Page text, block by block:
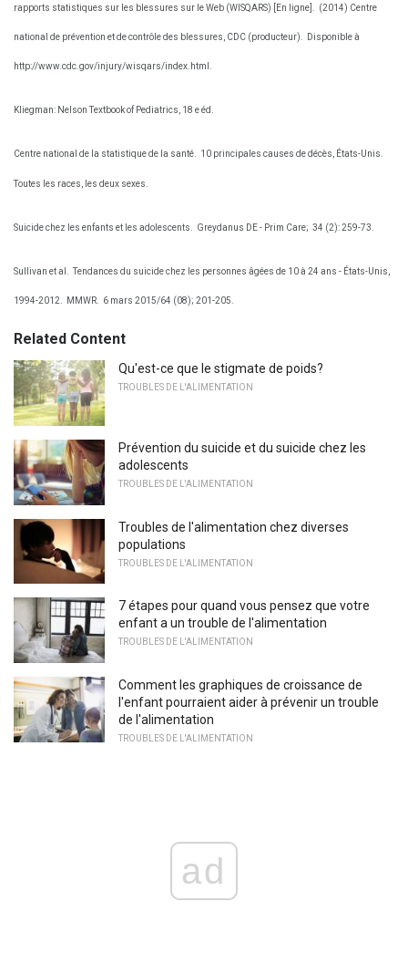
rapports statistiques sur les blessures sur le Web (WISQARS) [En ligne]. (2014) Centre
national de prévention et de contrôle des blessures, CDC (producteur). Disponible à
http://www.cdc.gov/injury/wisqars/index.html.
Kliegman: Nelson Textbook of Pediatrics, 18 e éd.
Centre national de la statistique de la santé. 10 principales causes de décès, États-Unis.
Toutes les races, les deux sexes.
Suicide chez les enfants et les adolescents. Greydanus DE - Prim Care; 34 (2): 259-73.
Sullivan et al. Tendances du suicide chez les personnes âgées de 10 à 24 ans - États-Unis,
1994-2012. MMWR. 6 mars 2015/64 (08); 201-205.
Related Content
Qu'est-ce que le stigmate de poids?
TROUBLES DE L'ALIMENTATION
Prévention du suicide et du suicide chez les
adolescents
TROUBLES DE L'ALIMENTATION
Troubles de l'alimentation chez diverses
populations
TROUBLES DE L'ALIMENTATION
7 étapes pour quand vous pensez que votre
enfant a un trouble de l'alimentation
TROUBLES DE L'ALIMENTATION
Comment les graphiques de croissance de
l'enfant pourraient aider à prévenir un trouble
de l'alimentation
TROUBLES DE L'ALIMENTATION
ad